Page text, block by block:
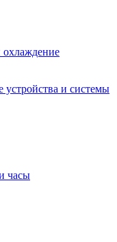
устройства и системы
часы